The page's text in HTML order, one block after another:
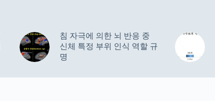
침 자극에 의한 뇌 반응 중
신체 특정 부위 인식 역할 규
명